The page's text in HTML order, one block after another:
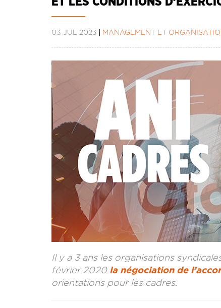
03 JUL 2023 MANAGEMENT ET
Il y a 3 ans les organisations
février 2020la négociation de
orientations pour les cadres.